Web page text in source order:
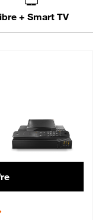
+ Smart TV
Lite Fibre